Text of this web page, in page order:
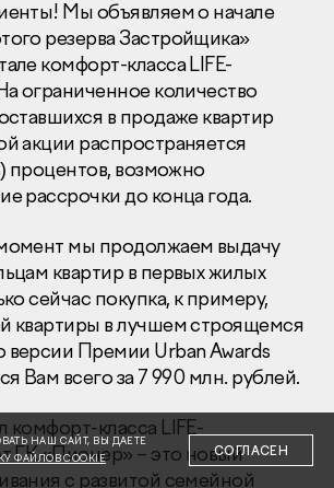
95 59
35-35
«Пионер»
Мы объявляем о начале
резерва Застройщика»
комфорт-класса LIFE-
ограниченное количество
в продаже квартир
акции распространяется
процентов, возможно
рассрочки до конца года.
мы продолжаем выдачу
квартир в первых жилых
сейчас покупка, к примеру,
квартиры в лучшем строящемся
Премии Urban Awards
Вам всего за 7 990 млн. рублей.
комфорт-класса LIFE-
ГК «Пионер» – это новый
с развитой семейной
НАШ САЙТ, ВЫ ДАЕТЕ
ФАЙЛОВ COOKIE
СОГЛАСЕН